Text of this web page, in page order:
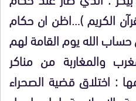
الكريم )…اظن ان حكام
حساب الله يوم القامة لهم
والمغاربة من مناكر
: اختلاق قضية الصحراء